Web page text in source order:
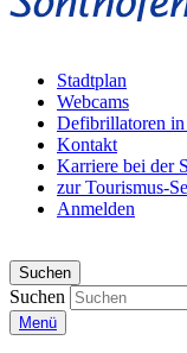
Stadtplan
Webcams
Defibrillatoren in
Kontakt
Karriere bei der
zur Tourismus-
Anmelden
Suchen
Suchen
Menü